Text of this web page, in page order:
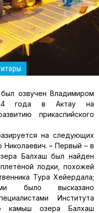
озвучен Владимиром
года в Актау на
прикаспийского
на следующих
Николаевич. – Первый – в
Балхаш был найден
лодки, похожей
Тура Хейердала;
было высказано
Института
камыш озера Балхаш